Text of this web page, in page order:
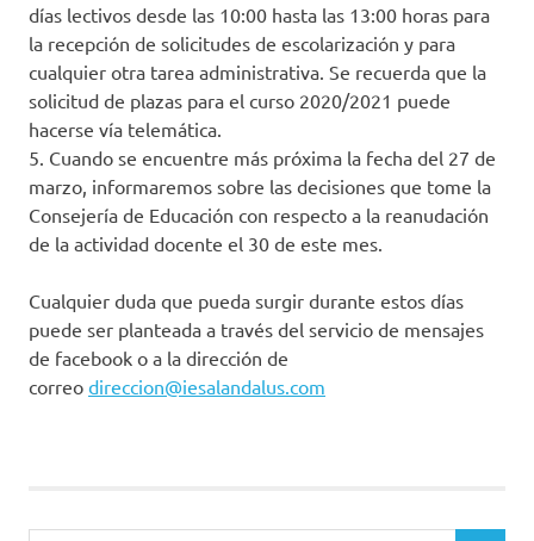
días lectivos desde las 10:00 hasta las 13:00 horas para
la recepción de solicitudes de escolarización y para
cualquier otra tarea administrativa. Se recuerda que la
solicitud de plazas para el curso 2020/2021 puede
hacerse vía telemática.
5. Cuando se encuentre más próxima la fecha del 27 de
marzo, informaremos sobre las decisiones que tome la
Consejería de Educación con respecto a la reanudación
de la actividad docente el 30 de este mes.
Cualquier duda que pueda surgir durante estos días
puede ser planteada a través del servicio de mensajes
de facebook o a la dirección de
correo direccion@iesalandalus.com